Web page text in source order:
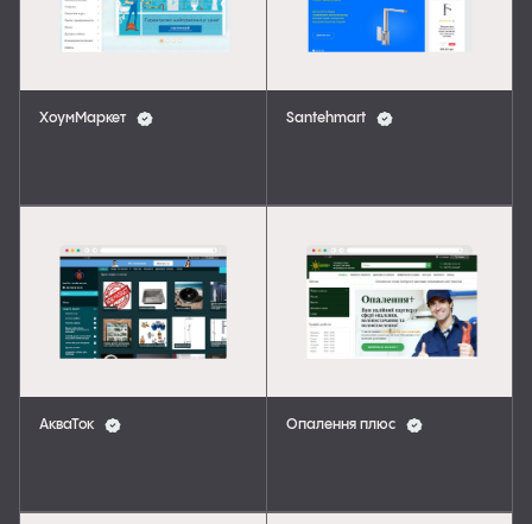
ХоумМаркет Santehmart
АкваТок Опалення плюс